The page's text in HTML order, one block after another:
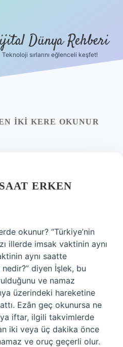
Dünya Rehberi
Teknoloji sırlarını eğlenceli keşfet!
IKI KERE OKUNUR
ERKEN
okunur? “Türkiye’nin
illerde imsak vaktinin aynı
aynı saatte
nedir?” diyen İşlek, bu
ve namaz
üzerindeki hareketine
Ezân geç okunursa ne
iftar, ilgili takvimlerde
iki veya üç dakika önce
ve oruç geçerli olur.